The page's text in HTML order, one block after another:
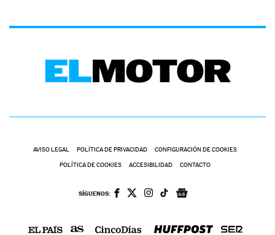
AVISO LEGAL POLÍTICA DE PRIVACIDAD CONFIGURACIÓN DE COOKIES
POLÍTICA DE COOKIES ACCESIBILIDAD CONTACTO
SÍGUENOS: